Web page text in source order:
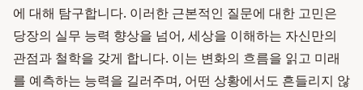
에 대해 탐구합니다. 이러한 근본적인 질문에 대한 고민은
당장의 실무 능력 향상을 넘어, 세상을 이해하는 자신만의
관점과 철학을 갖게 합니다. 이는 변화의 흐름을 읽고 미래
를 예측하는 능력을 길러주며, 어떤 상황에서도 흔들리지 않